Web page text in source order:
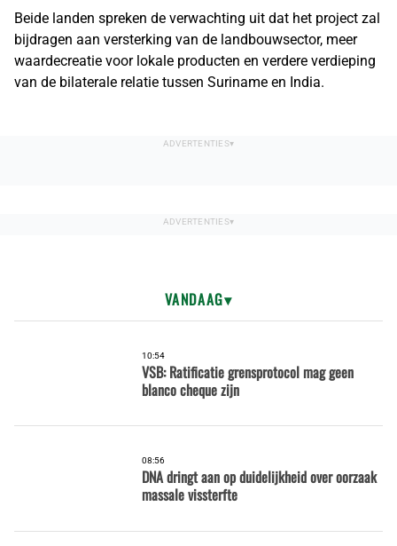
Beide landen spreken de verwachting uit dat het project zal
bijdragen aan versterking van de landbouwsector, meer
waardecreatie voor lokale producten en verdere verdieping
van de bilaterale relatie tussen Suriname en India.
VANDAAG
10:54
VSB: Ratificatie grensprotocol mag geen
blanco cheque zijn
08:56
DNA dringt aan op duidelijkheid over oorzaak
massale vissterfte